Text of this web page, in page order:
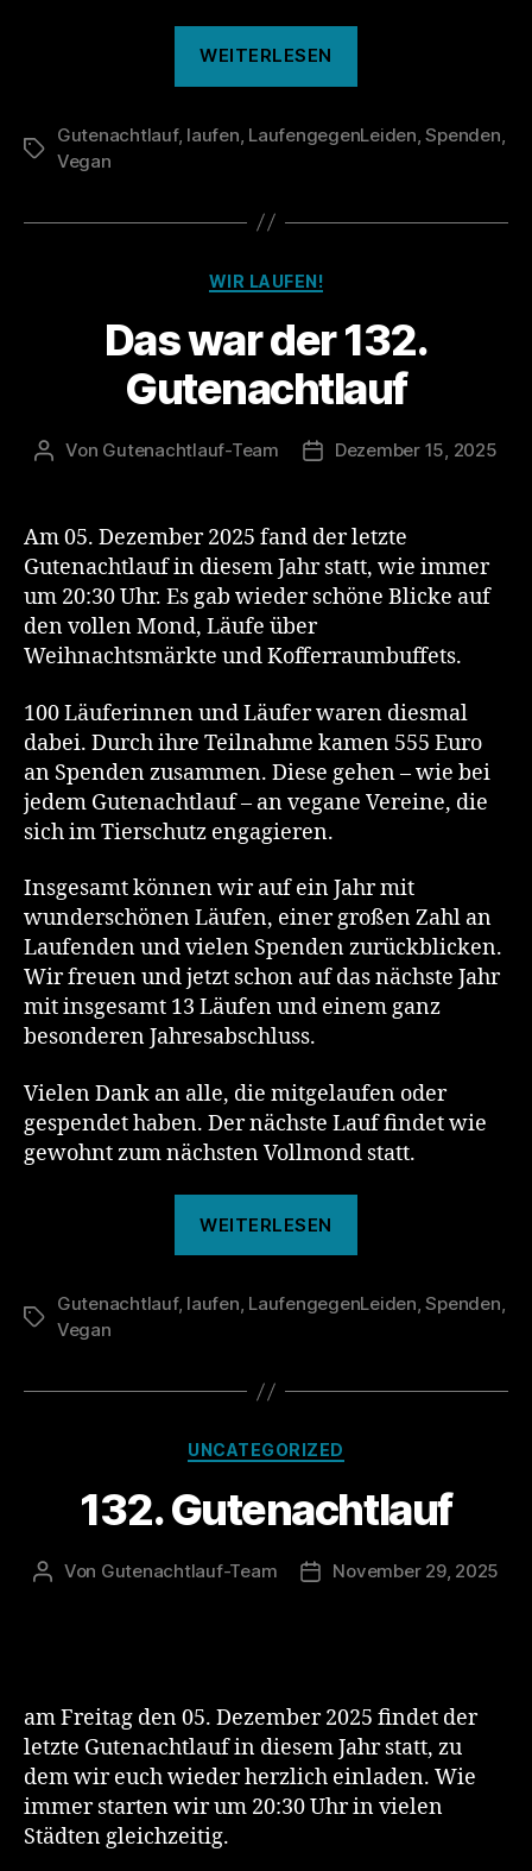
WEITERLESEN
Schlagwörter
Gutenachtlauf, laufen, LaufengegenLeiden,Spenden,
Vegan
Kategorien
WIR LAUFEN!
Das war der 132.
Gutenachtlauf
Beitragsautor
Von Gutenachtlauf-Team Veröffentlichungsdatum
Dezember 15, 2025
Am 05. Dezember 2025 fand der letzte
Gutenachtlauf in diesem Jahr statt, wie immer
um 20:30 Uhr. Es gab wieder schöne Blicke auf
den vollen Mond, Läufe über
Weihnachtsmärkte und Kofferraumbuffets.
100 Läuferinnen und Läufer waren diesmal
dabei. Durch ihre Teilnahme kamen 555 Euro
an Spenden zusammen. Diese gehen – wie bei
jedem Gutenachtlauf – an vegane Vereine, die
sich im Tierschutz engagieren.
Insgesamt können wir auf ein Jahr mit
wunderschönen Läufen, einer großen Zahl an
Laufenden und vielen Spenden zurückblicken.
Wir freuen und jetzt schon auf das nächste Jahr
mit insgesamt 13 Läufen und einem ganz
besonderen Jahresabschluss.
Vielen Dank an alle, die mitgelaufen oder
gespendet haben. Der nächste Lauf findet wie
gewohnt zum nächsten Vollmond statt.
WEITERLESEN
132.
Schlagwörter
Gutenachtlauf, laufen, LaufengegenLeiden,Spenden,
Vegan
Kategorien
UNCATEGORIZED
132. Gutenachtlauf
Beitragsautor
Von Gutenachtlauf-Team Veröffentlichungsdatum
November 29, 2025
am Freitag den 05. Dezember 2025 findet der
letzte Gutenachtlauf in diesem Jahr statt, zu
dem wir euch wieder herzlich einladen. Wie
immer starten wir um 20:30 Uhr in vielen
Städten gleichzeitig.